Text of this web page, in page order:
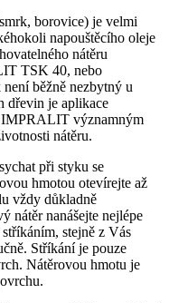
borovice) je velmi
napouštěcího oleje
nátěru
TSK 40, nebo
běžně nezbytný u
dřevin je aplikace
IMPRALIT významným
nátěru.
při styku se
hmotou otevírejte až
vždy důkladně
nátěr nanášejte nejlépe
stejně z Vás
Stříkání je pouze
Nátěrovou hmotu je